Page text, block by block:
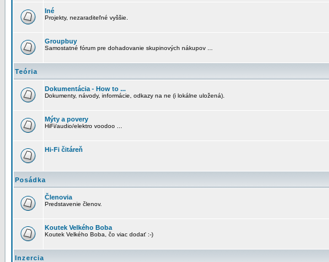
Iné
Projekty, nezaraditeľné vyššie.
Groupbuy
Samostatné fórum pre dohadovanie skupinových nákupov ...
Teória
Dokumentácia - How to ...
Dokumenty, návody, informácie, odkazy na ne (i lokálne uložená).
Mýty a povery
HiFi/audio/elektro voodoo ...
Hi-Fi čitáreň
Posádka
Členovia
Predstavenie členov.
Koutek Velkého Boba
Koutek Velkého Boba, čo viac dodať :-)
Inzercia